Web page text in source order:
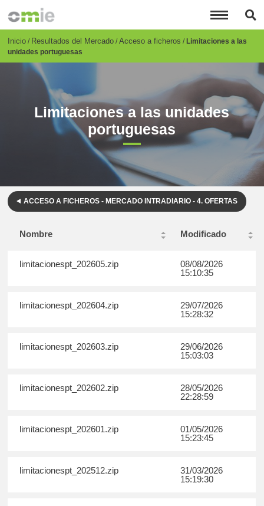
principal
Breadcrumb
Inicio Resultados del Mercado Acceso a ficheros Limitaciones a las
unidades portuguesas
Limitaciones a las unidades
portuguesas
ACCESO A FICHEROS - MERCADO INTRADIARIO - 4. OFERTAS
Nombre Modificado
limitacionespt_202605.zip
08/08/2026
15:10:35
limitacionespt_202604.zip
29/07/2026
15:28:32
limitacionespt_202603.zip
29/06/2026
15:03:03
limitacionespt_202602.zip
28/05/2026
22:28:59
limitacionespt_202601.zip
01/05/2026
15:23:45
limitacionespt_202512.zip
31/03/2026
15:19:30